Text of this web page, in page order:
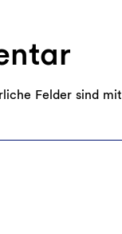
Felder sind mit